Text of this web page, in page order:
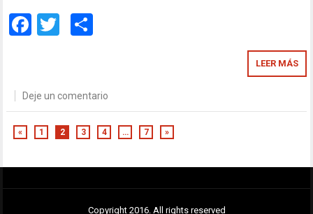
Facebook
Twitter
LEER MÁS
Deje un comentario
« 1 2 3 4 … 7 »
Copyright 2016. All rights reserved